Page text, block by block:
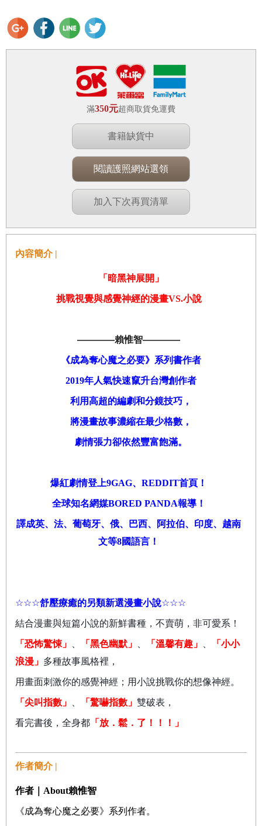
滿350元超商取貨免運費
書籍缺貨中
閱讀護照網站選領
加入下次再買清單
內容簡介 |
「暗黑神展開」
挑戰視覺與感覺神經的漫畫VS.小說
————賴惟智————
《成為奪心魔之必要》系列書作者
2019年人氣快速竄升台灣創作者
利用高超的編劇和分鏡技巧，
將漫畫故事濃縮在最少格數，
劇情張力卻依然豐富飽滿。
爆紅劇情登上9GAG、REDDIT首頁！
全球知名網媒BORED PANDA報導！
譯成英、法、 葡萄牙、俄、巴西、 阿拉伯、印度、越南
文等8國語言！
☆☆☆舒壓療癒的另類新選漫畫小說☆☆☆
結合漫畫與短篇小說的新鮮書種，不賣萌，非可愛系！
「恐怖驚悚」 「黑色幽默」 「溫馨有趣」
「小小
浪漫」 多種故事風格裡，
用畫面刺激你的感覺神經；用小說挑戰你的想像神經。
「尖叫指數」 「驚嚇指數」 雙破表，
看完書後，全身都 「放．鬆．了！！！」
作者簡介 |
作者｜About賴惟智
《成為奪心魔之必要》系列作者。